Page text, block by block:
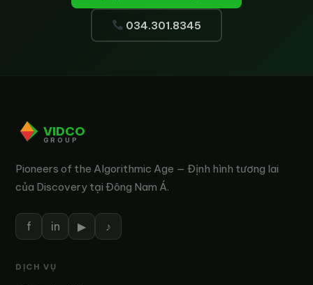
034.301.8345
VIDCO
GROUP
Pioneers of the Algorithmic Age — Định hình tương lai
của Discovery tại Đông Nam Á.
f in ▶ ♪
DỊCH VỤ